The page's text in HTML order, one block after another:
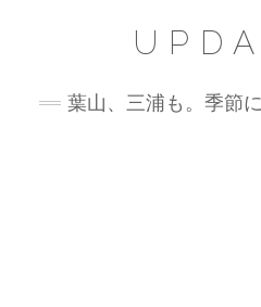
葉山、三浦も。季節